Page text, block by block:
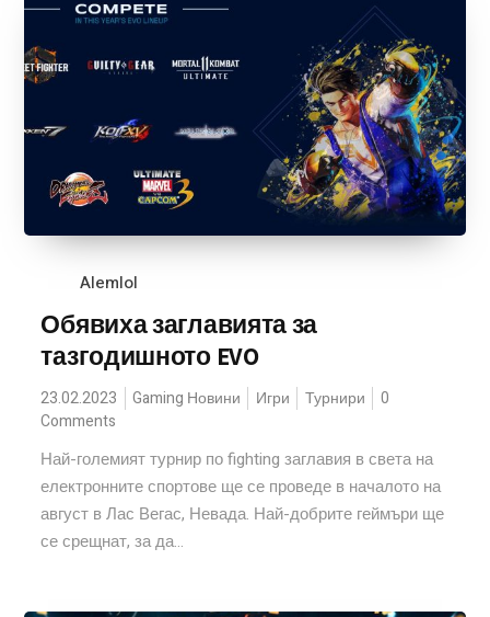
Alemlol
Обявиха заглавията за
тазгодишното EVO
23.02.2023 Gaming Новини Игри Турнири
0
Comments
Най-големият турнир по fighting заглавия в света на
електронните спортове ще се проведе в началото на
август в Лас Вегас, Невада. Най-добрите геймъри ще
се срещнат, за да...